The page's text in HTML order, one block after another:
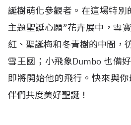
誕樹萌化參觀者。在這場特別
主題聖誕心願”花卉展中，雪
紅、聖誕梅和冬青樹的中間，
雪王國；小飛象Dumbo 也備
即將開始他的飛行。快來與
伴們共度美好聖誕！